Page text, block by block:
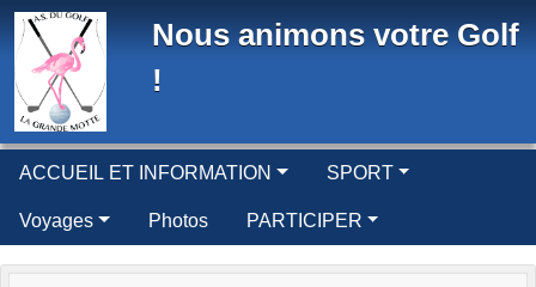
Nous animons votre Golf
!
ACCUEIL ET INFORMATION SPORT
Voyages Photos PARTICIPER
Panneau de gestion des cookies